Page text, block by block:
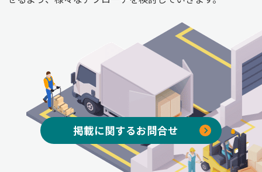
掲載に関するお問合せ